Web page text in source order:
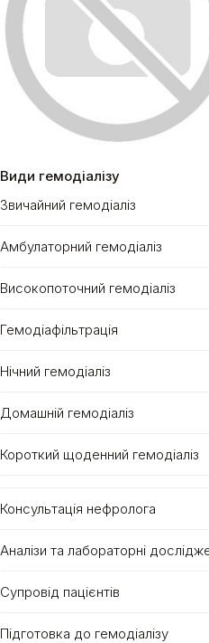
Види гемодіалізу
Звичайний гемодіаліз
Амбулаторний гемодіаліз
Високопоточний гемодіаліз
Гемодіафільтрація
Нічний гемодіаліз
Домашній гемодіаліз
Короткий щоденний гемодіаліз
Консультація нефролога
Аналізи та лабораторні
Супровід пацієнтів
Підготовка до гемодіалізу